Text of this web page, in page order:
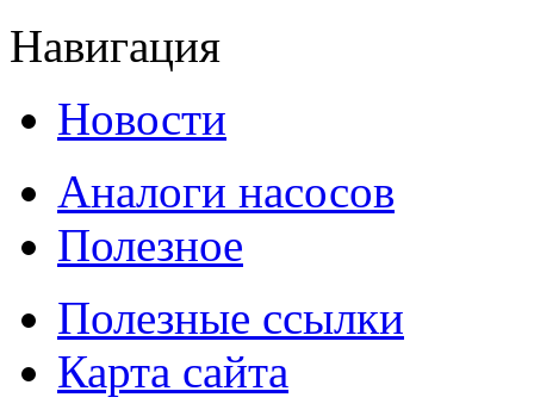
Навигация
Новости
Аналоги насосов
Полезное
Полезные ссылки
Карта сайта